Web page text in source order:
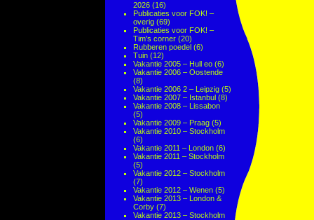
2026 (16)
Publicaties voor FOK! –
overig (69)
Publicaties voor FOK! –
Tim's corner (20)
Rubberen poedel (6)
Tuin (12)
Vakantie 2005 – Hull eo (6)
Vakantie 2006 – Oostende
(8)
Vakantie 2006 2 – Leipzig (5)
Vakantie 2007 – Istanbul (8)
Vakantie 2008 – Lissabon
(5)
Vakantie 2009 – Praag (5)
Vakantie 2010 – Stockholm
(6)
Vakantie 2011 – London (6)
Vakantie 2011 – Stockholm
(5)
Vakantie 2012 – Stockholm
(7)
Vakantie 2012 – Wenen (5)
Vakantie 2013 – London &
Corby (7)
Vakantie 2013 – Stockholm